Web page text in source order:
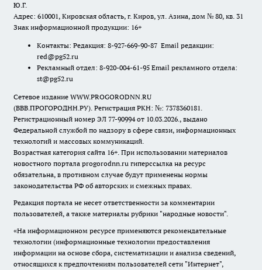
Ю.Г.
Адрес: 610001, Кировская область, г. Киров, ул. Азина, дом № 80, кв. 31
Знак информационной продукции: 16+
Контакты: Редакция: 8-927-669-90-87 Email редакции:
red@pg52.ru
Рекламный отдел: 8-920-004-61-95 Email рекламного отдела:
st@pg52.ru
Сетевое издание WWW.PROGORODNN.RU
(ВВВ.ПРОГОРОДНН.РУ). Регистрация РКН: №: 7378360181.
Регистрационный номер ЭЛ 77-90994 от 10.03.2026., выдано
Федеральной службой по надзору в сфере связи, информационных
технологий и массовых коммуникаций.
Возрастная категория сайта 16+. При использовании материалов
новостного портала progorodnn.ru гиперссылка на ресурс
обязательна, в противном случае будут применены нормы
законодательства РФ об авторских и смежных правах.
Редакция портала не несет ответственности за комментарии
пользователей, а также материалы рубрики "народные новости".
«На информационном ресурсе применяются рекомендательные
технологии (информационные технологии предоставления
информации на основе сбора, систематизации и анализа сведений,
относящихся к предпочтениям пользователей сети "Интернет",